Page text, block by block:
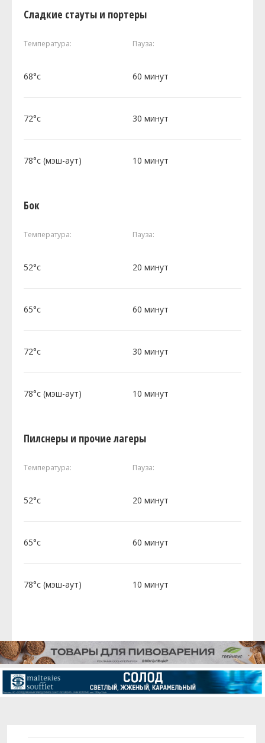
Сладкие стауты и портеры
Температура: Пауза:
68°c 60 минут
72°c 30 минут
78°c (мэш-аут) 10 минут
Бок
Температура: Пауза:
52°c 20 минут
65°c 60 минут
72°c 30 минут
78°c (мэш-аут) 10 минут
Пилснеры и прочие лагеры
Температура: Пауза:
52°c 20 минут
65°c 60 минут
78°c (мэш-аут) 10 минут